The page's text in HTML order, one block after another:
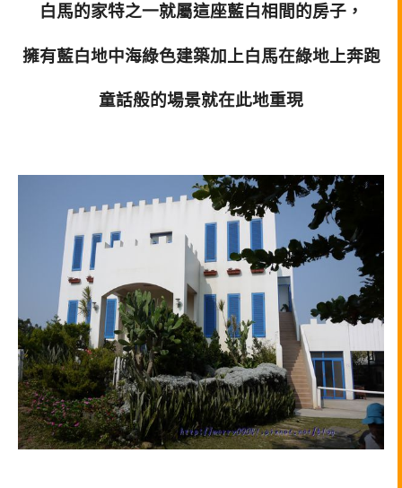
白馬的家特之一就屬這座藍白相間的房子，
擁有藍白地中海綠色建築加上白馬在綠地上奔跑
童話般的場景就在此地重現